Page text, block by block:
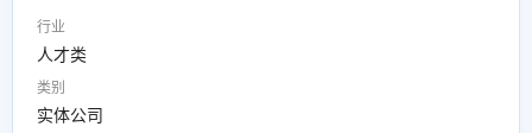
行业
人才类
类别
实体公司